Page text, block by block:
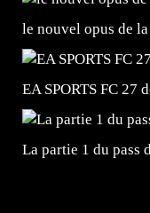
le nouvel opus de
EA SPORTS FC
La partie 1 du pass